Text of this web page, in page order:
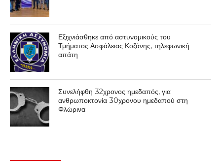
Εξιχνιάσθηκε από αστυνομικούς του
Τμήματος Ασφάλειας Κοζάνης, τηλεφωνική
απάτη
Συνελήφθη 32χρονος ημεδαπός, για
ανθρωποκτονία 30χρονου ημεδαπού στη
Φλώρινα